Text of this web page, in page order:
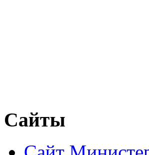
Сайты